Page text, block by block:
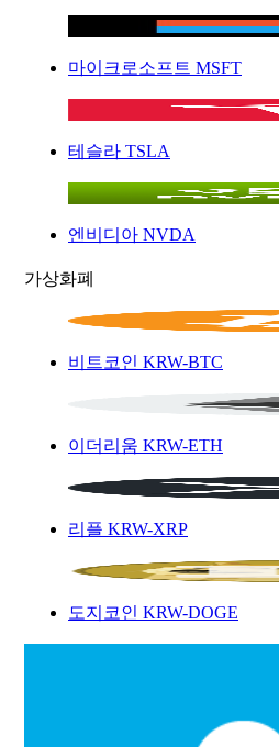
마이크로소프트 MSFT
테슬라 TSLA
엔비디아 NVDA
가상화폐
비트코인 KRW-BTC
이더리움 KRW-ETH
리플 KRW-XRP
도지코인 KRW-DOGE